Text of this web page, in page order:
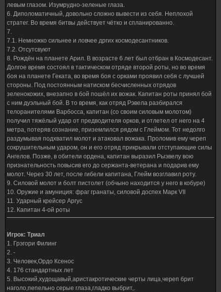
левым глазом. Изумрудно-зеленые глаза.
6. Диполоматичный, довольно сложно вывести из себя. Неплохой
стратег. Во время битвы действует чётко и спланированно.
7.
7.1. Немножко сильнее и ловчее дргих космодесантников.
7.2. Отсутсвуют
8. Рождён на планете Арил. В возрасте 6 лет был отбран в Космодесант.
Долгое время состоял в тактическом отряде второй роты, но во время
боя на планете Геката, во время боя с орками проявил себя с лучшей
стороны. Под постоянным натиском бесчисленных отрядов
зеленокожих, внезапно в бой пошёл их вожак. Капитан роты принял бой
с ним дуэльный бой. В то время, как отряд Рэвела разбирался
телоранителями Варбосса, капитан (со своим силовым молотом)
получил тяжёлый удар от предводителя орков, и отлетел от него на 4
метра, потеряв сознание, приземлился рядом с Глеймом. Тот недолго
раздумывая подхватил молот и атаковал вожака. Проломив ему череп
сокрушительным ударом, он и его отряд прикрывали отступающие силы
Ангелов. Позже, в обители ордена, капитан выразил Рыэвелу вою
признательность повысив его до сержанта-ветерана и подарив ему
молот. Через 30 лет, после гибели капитана, Глейм возглавил роту.
9. Силовой молот и болт пистолет (обчыно находится у него в кобуре)
10. Оружие и амуниция: фраг гранаты, силовой доспех Марк VII
11. Ударный крейсер Аргус
12. Капитан 4-ой роты
Игрок: Триал
1. Грэгори Филинг
2. -
3. Человек,Ордо Ксенос
4. 176 стандартных лет
5. Высокий,худощавый,аристакротические черты лица,череп брит
наголо,пепельно серые глаза,гладко выбрит,.